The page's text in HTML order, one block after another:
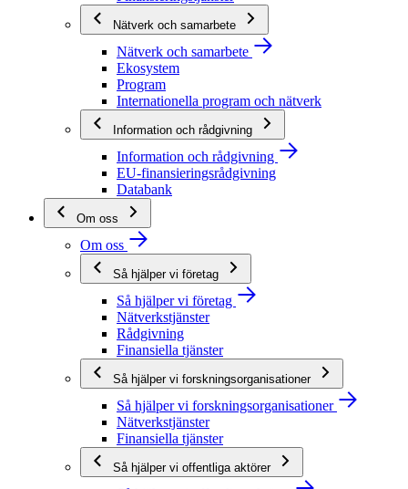
Nätverk och samarbete
Nätverk och samarbete
Ekosystem
Program
Internationella program och nätverk
Information och rådgivning
Information och rådgivning
EU-finansieringsrådgivning
Databank
Om oss
Om oss
Så hjälper vi företag
Så hjälper vi företag
Nätverkstjänster
Rådgivning
Finansiella tjänster
Så hjälper vi forskningsorganisationer
Så hjälper vi forskningsorganisationer
Nätverkstjänster
Finansiella tjänster
Så hjälper vi offentliga aktörer